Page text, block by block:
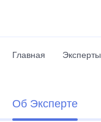
Главная Эксперты
Об Эксперте